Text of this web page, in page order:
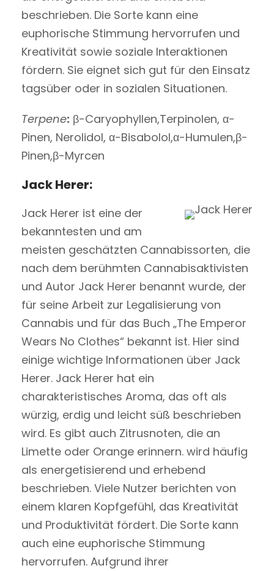
beschrieben. Die Sorte kann eine
euphorische Stimmung hervorrufen und
Kreativität sowie soziale Interaktionen
fördern. Sie eignet sich gut für den Einsatz
tagsüber oder in sozialen Situationen.
Terpene: β-Caryophyllen,Terpinolen, α-
Pinen, Nerolidol, α-Bisabolol,α-Humulen,β-
Pinen,β-Myrcen
Jack Herer:
Jack Herer ist eine der
bekanntesten und am
meisten geschätzten Cannabissorten, die
nach dem berühmten Cannabisaktivisten
und Autor Jack Herer benannt wurde, der
für seine Arbeit zur Legalisierung von
Cannabis und für das Buch „The Emperor
Wears No Clothes“ bekannt ist. Hier sind
einige wichtige Informationen über Jack
Herer. Jack Herer hat ein
charakteristisches Aroma, das oft als
würzig, erdig und leicht süß beschrieben
wird. Es gibt auch Zitrusnoten, die an
Limette oder Orange erinnern. wird häufig
als energetisierend und erhebend
beschrieben. Viele Nutzer berichten von
einem klaren Kopfgefühl, das Kreativität
und Produktivität fördert. Die Sorte kann
auch eine euphorische Stimmung
hervorrufen. Aufgrund ihrer